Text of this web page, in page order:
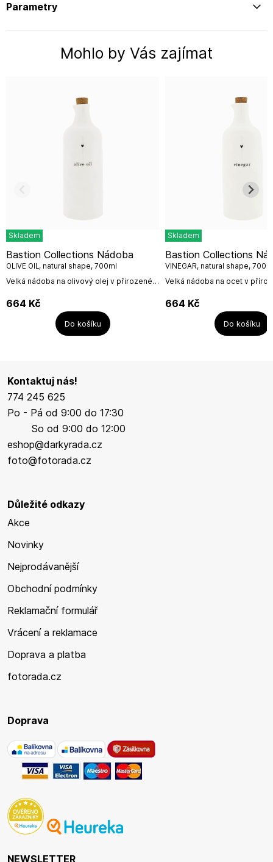
Parametry
Mohlo by Vás zajímat
Skladem
Velká nádoba na olivový olej v přirozeném
ručně malovaným srdíčkem od holandské
Bastion Collections Nádoba
OLIVE OIL, natural shape, 700ml
664 Kč
Do košíku
Skladem
Velká nádoba na ocet v
malovaným malým černým
holandské firmy Bastion...
Bastion Collections Nádoba
VINEGAR, natural shape,
664 Kč
Do košíku
Kontaktuj nás!
774 245 625
Po - Pá od 9:00 do 17:30
So od 9:00 do 12:00
eshop@darkyrada.cz
foto@fotorada.cz
Důležité odkazy
Akce
Novinky
Nejprodávanější
Obchodní podmínky
Reklamační formulář
Vrácení a reklamace
Doprava a platba
fotorada.cz
Doprava
NEWSLETTER